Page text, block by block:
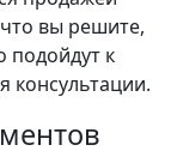
вы решите,
подойдут к
консультации.